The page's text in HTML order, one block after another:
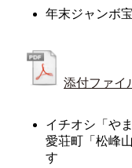
年末ジャンボ
添付ファイ
イチオシ「や
愛荘町「松峰
す